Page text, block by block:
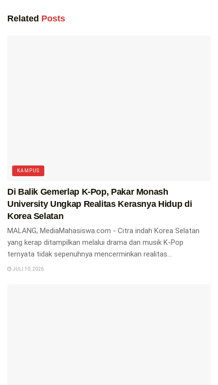
Related Posts
KAMPUS
Di Balik Gemerlap K-Pop, Pakar Monash
University Ungkap Realitas Kerasnya Hidup di
Korea Selatan
MALANG, MediaMahasiswa.com - Citra indah Korea Selatan
yang kerap ditampilkan melalui drama dan musik K-Pop
ternyata tidak sepenuhnya mencerminkan realitas...
JULI 10, 2026